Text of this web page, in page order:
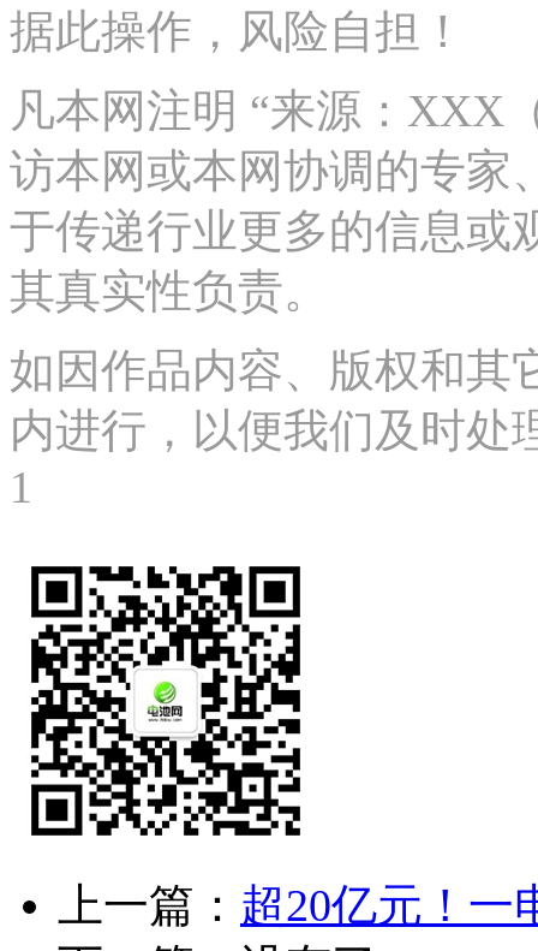
据此操作，风险自担！
凡本网注明 “来源：XXX
访本网或本网协调的专家
于传递行业更多的信息或
其真实性负责。
如因作品内容、版权和其
内进行，以便我们及时处
1
上一篇： 超20亿元！一